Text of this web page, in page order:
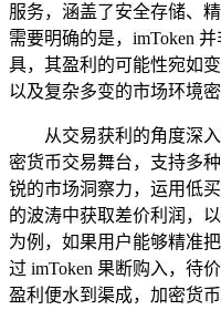
服务，涵盖了安全存储、
需要明确的是，imToken
具，其盈利的可能性宛如
以及复杂多变的市场环境
从交易获利的角度深
密货币交易舞台，支持多
锐的市场洞察力，运用低
的波涛中获取差价利润，
为例，如果用户能够精准
过 imToken 果断购入，待
盈利便水到渠成，加密货